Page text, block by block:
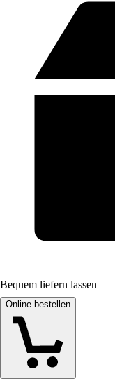
Bequem liefern lassen
Online bestellen